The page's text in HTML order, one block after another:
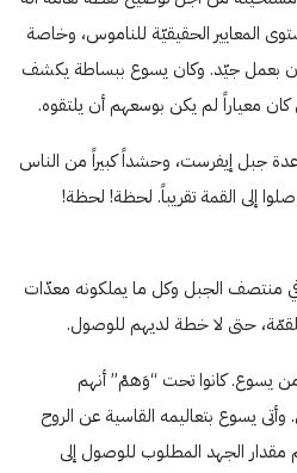
المعايير الحقيقيّة للناموس، وخاصة
بعمل جيّد. وكان يسوع ببساطة يكشف
معياراً لم يكن بوسعهم أن يلتقوه.
جبل إيفرست، وحشداً كبيراً من الناس
إلى القمة تقريباً. لحظة! لحظة!
في منتصف الجبل وكل ما يملكونه معدّات
حتى لا خطة لديهم للوصول.
يسوع. كانوا تحت “وَهمْ” أنهم
يسوع بتعاليمه القاسية عن الروح
الجهد المطلوب للوصول إلى